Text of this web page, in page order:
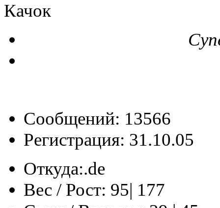
Качок
Сообщений: 13566
Регистрация: 31.10.05
Откуда:‎‏‎‏.de
Вес / Рост: 95| 177